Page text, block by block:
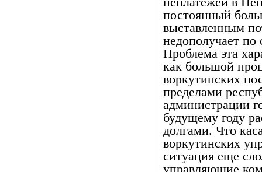
постоянный
выставленным
недополучает
Проблема эта
как большой
воркутинских
пределами
администрации
будущему году
долгами. Что
воркутинских
ситуация еще
управляющие